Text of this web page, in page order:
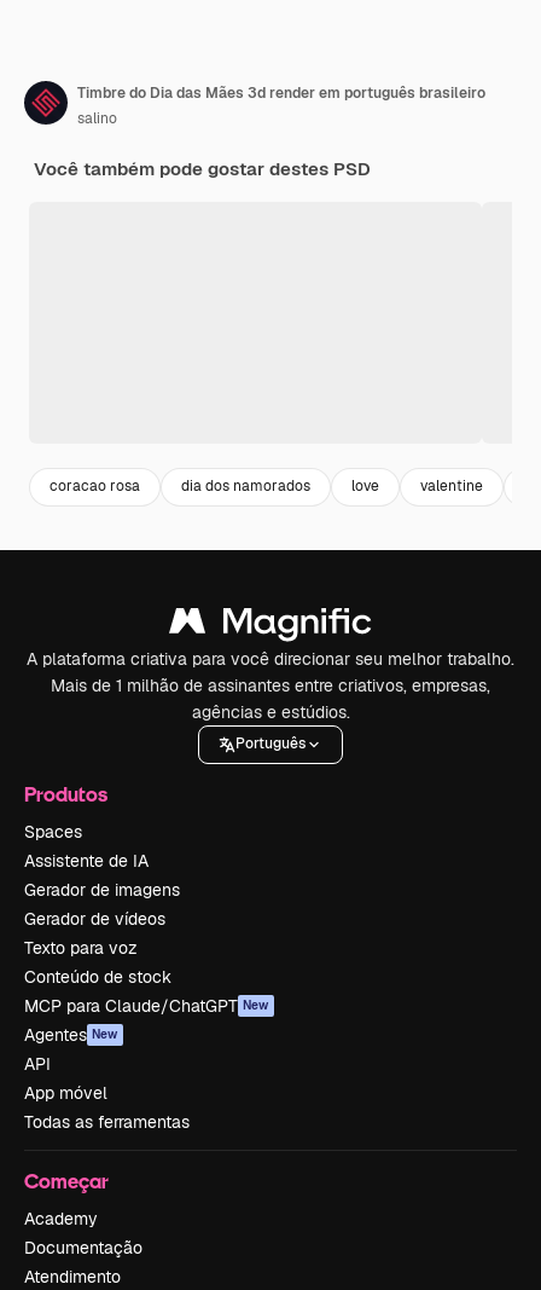
Timbre do Dia das Mães 3d render em português brasileiro
salino
Você também pode gostar destes PSD
coracao rosa dia dos namorados love valentine
A plataforma criativa para você direcionar seu melhor trabalho.
Mais de 1 milhão de assinantes entre criativos, empresas,
agências e estúdios.
Português
Produtos
Spaces
Assistente de IA
Gerador de imagens
Gerador de vídeos
Texto para voz
Conteúdo de stock
MCP para Claude/ChatGPT New
Agentes New
API
App móvel
Todas as ferramentas
Começar
Academy
Documentação
Atendimento